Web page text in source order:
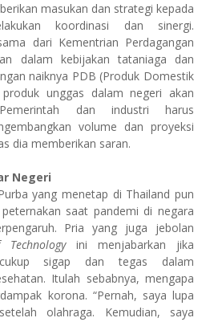
masukan dan strategi kepada
koordinasi dan sinergi.
dari Kementrian Perdagangan
dalam kebijakan tataniaga dan
naiknya PDB (Produk Domestik
unggas dalam negeri akan
dan industri harus
volume dan proyeksi
dia memberikan saran.
Negeri
yang menetap di Thailand pun
saat pandemi di negara
Pria yang juga jebolan
ini menjabarkan jika
sigap dan tegas dalam
Itulah sebabnya, mengapa
korona. “Pernah, saya lupa
olahraga. Kemudian, saya